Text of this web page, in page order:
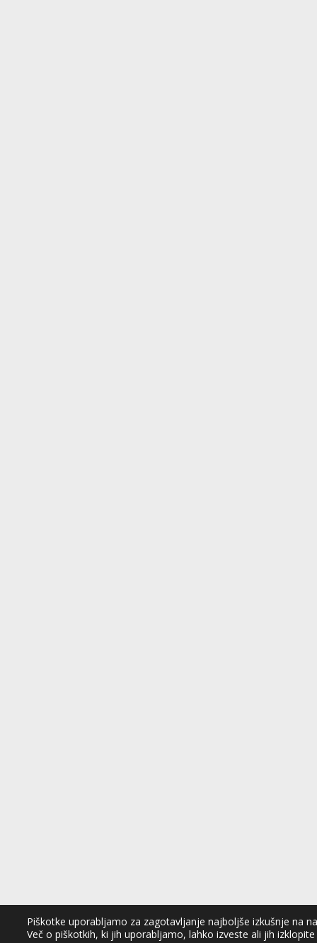
Piškotke uporabljamo za zagotavljanje najboljše izkušnje na
Več o piškotkih, ki jih uporabljamo, lahko izveste ali jih